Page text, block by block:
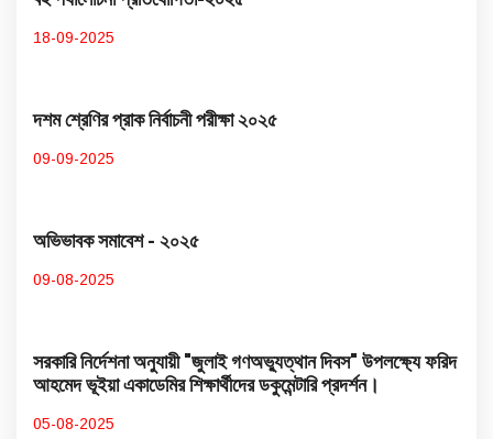
18-09-2025
দশম শ্রেণির প্রাক নির্বাচনী পরীক্ষা ২০২৫
09-09-2025
অভিভাবক সমাবেশ - ২০২৫
09-08-2025
সরকারি নির্দেশনা অনুযায়ী "জুলাই গণঅভ্যুত্থান দিবস" উপলক্ষ্যে ফরিদ
আহমেদ ভূইয়া একাডেমির শিক্ষার্থীদের ডকুমেন্টারি প্রদর্শন।
05-08-2025